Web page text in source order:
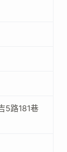
5路181巷